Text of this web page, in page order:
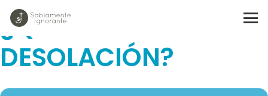
¿QUÉ HACER EN LA
DESOLACIÓN?